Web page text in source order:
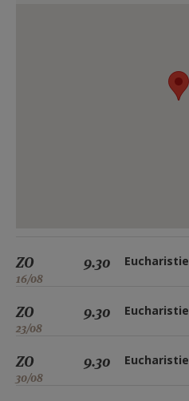
ZO
16/08
9.30 Eucharistie
ZO
23/08
9.30 Eucharistie
ZO
30/08
9.30 Eucharistie